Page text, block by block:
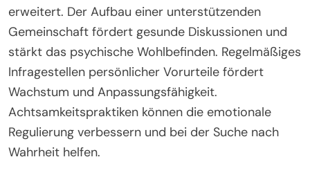
erweitert. Der Aufbau einer unterstützenden
Gemeinschaft fördert gesunde Diskussionen und
stärkt das psychische Wohlbefinden. Regelmäßiges
Infragestellen persönlicher Vorurteile fördert
Wachstum und Anpassungsfähigkeit.
Achtsamkeitspraktiken können die emotionale
Regulierung verbessern und bei der Suche nach
Wahrheit helfen.